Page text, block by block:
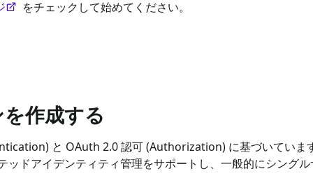
をチェックして始めてください。
作成する
と OAuth 2.0 認可 (Authorization) に基づいていま
ドアイデンティティ管理をサポートし、一般的にシング